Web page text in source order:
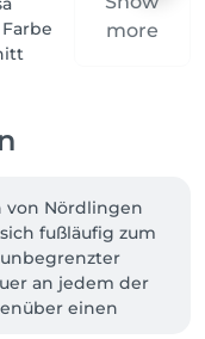
more
von Nördlingen
fußläufig zum
unbegrenzter
an jedem der
einen